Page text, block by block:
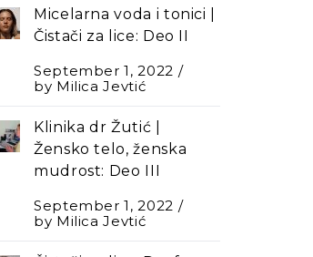
Micelarna voda i tonici |
Čistači za lice: Deo II
September 1, 2022
by Milica Jevtić
Klinika dr Žutić |
Žensko telo, ženska
mudrost: Deo III
September 1, 2022
by Milica Jevtić